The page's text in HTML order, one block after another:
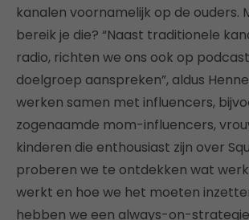
kanalen voornamelijk op de ouders.
bereik je die? “Naast traditionele
radio, richten we ons ook op
doelgroep aanspreken”, aldus
werken samen met influencers,
zogenaamde mom-influencers,
kinderen die enthousiast zijn over
proberen we te ontdekken wat
werkt en hoe we het moeten
hebben we een always-on-